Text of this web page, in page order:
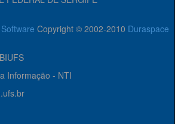
Copyright © 2002-2010 Duraspace
Informação - NTI